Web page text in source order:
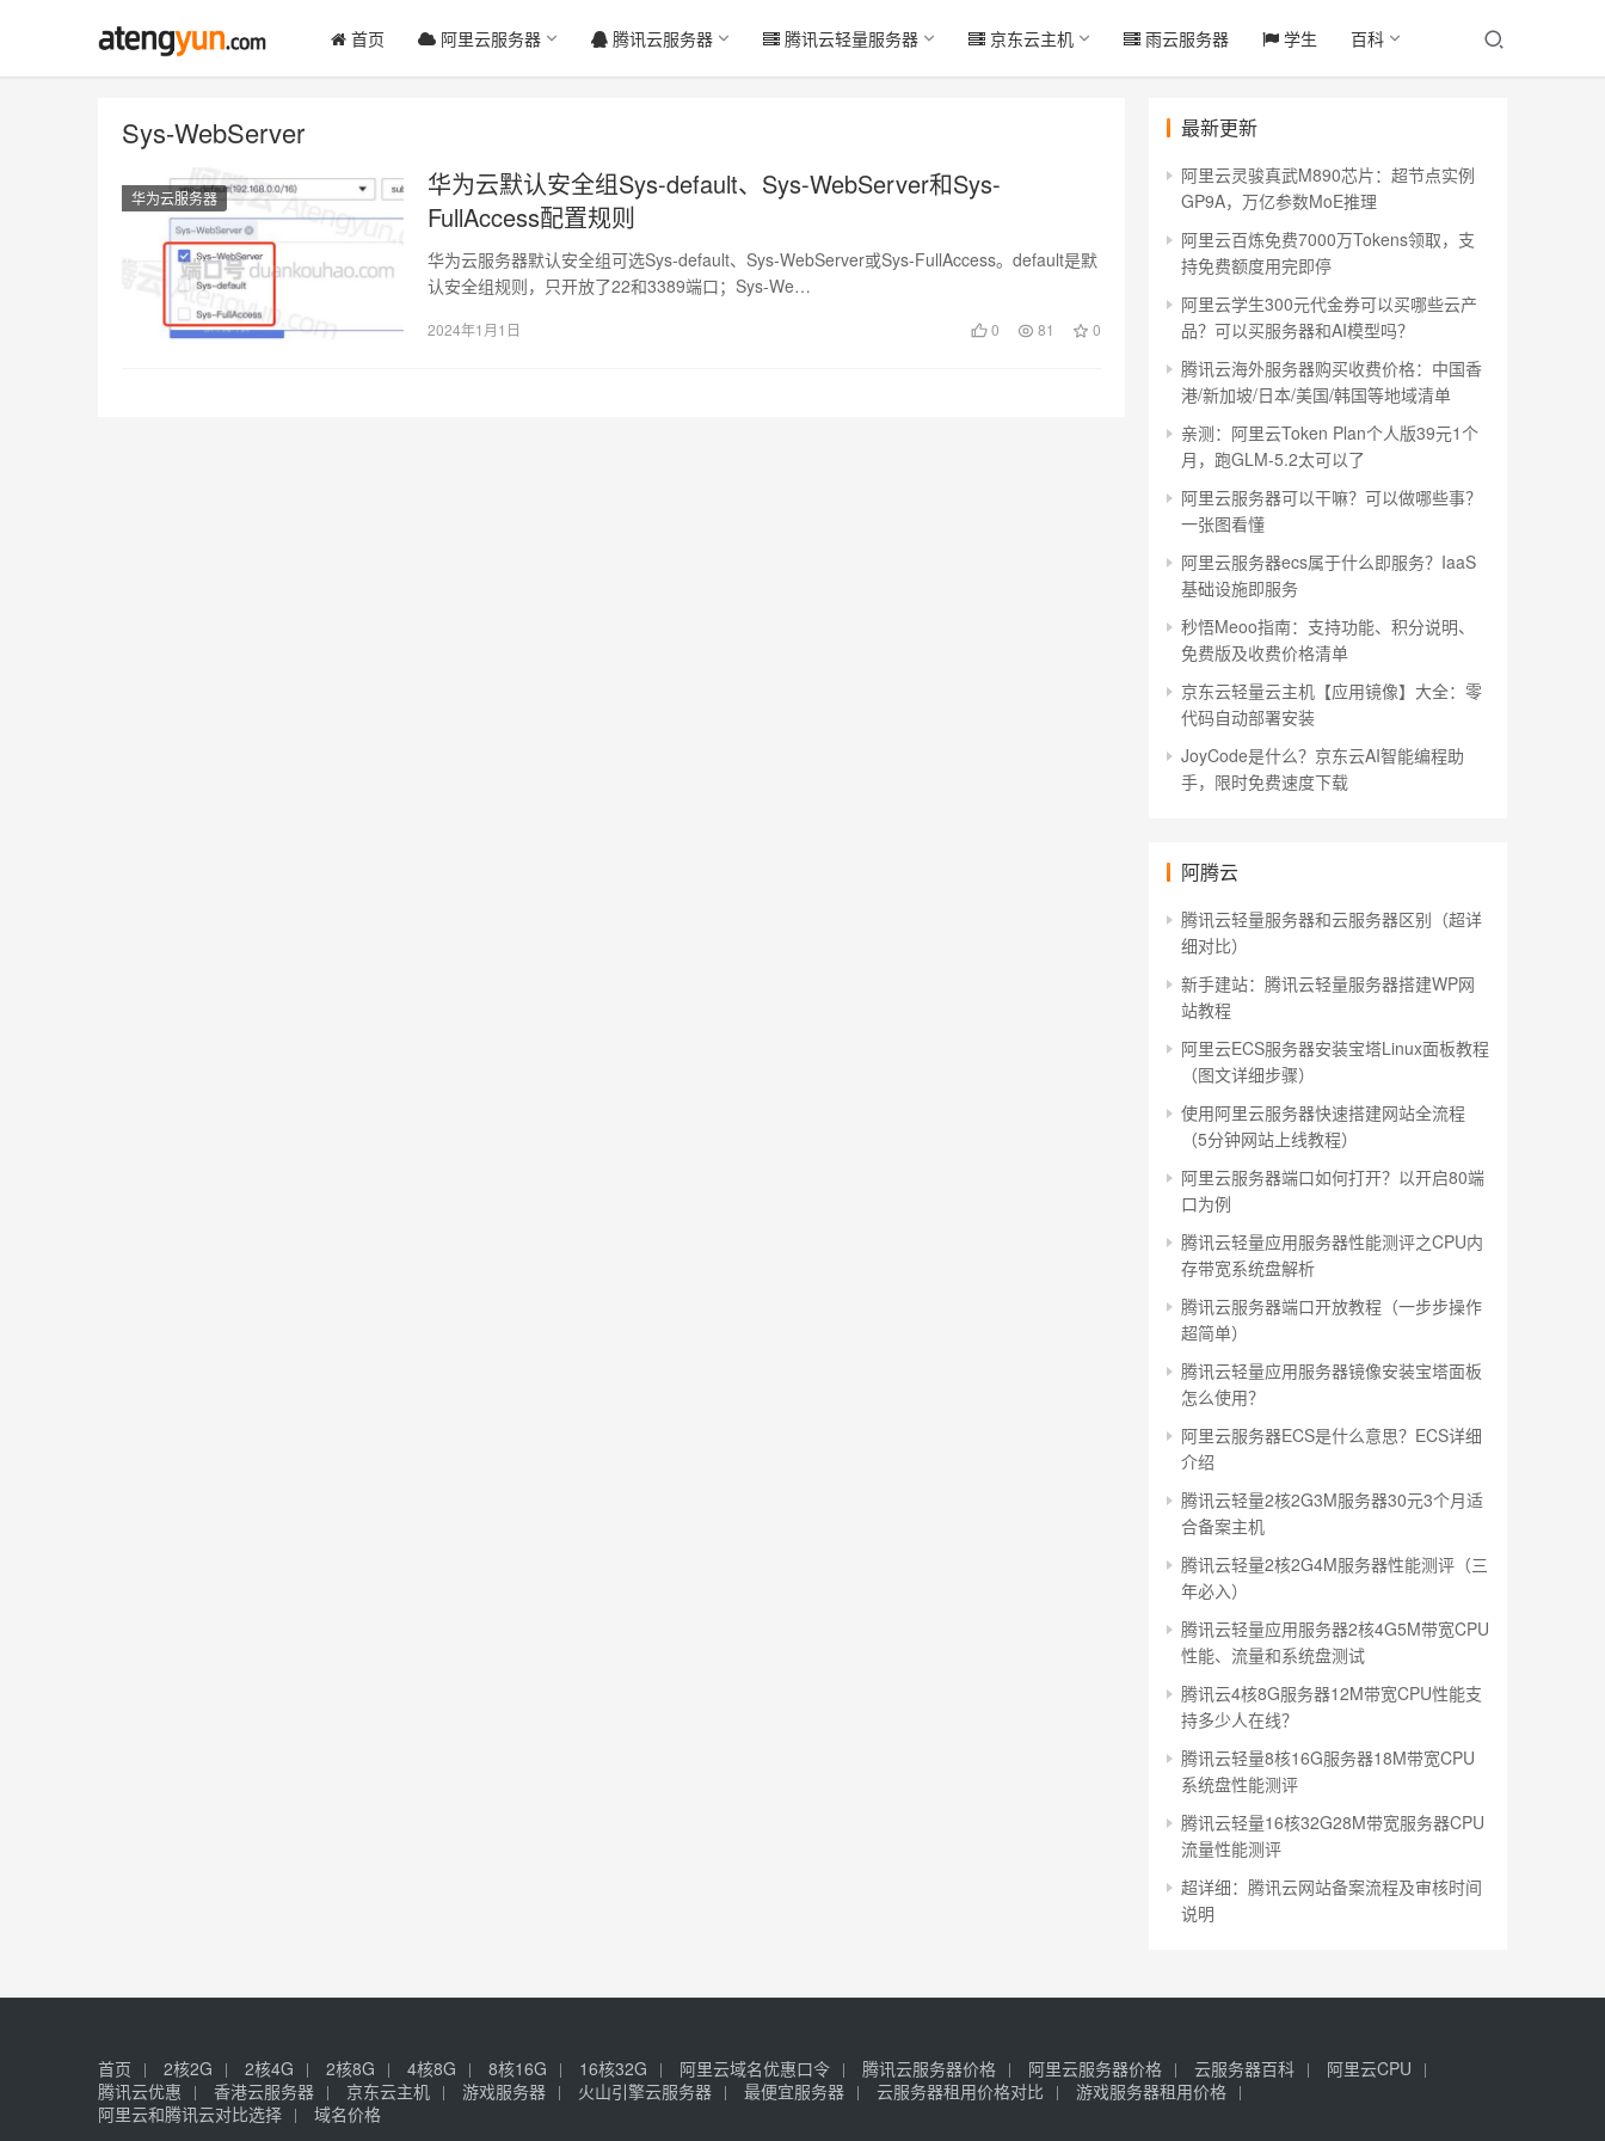
首页 阿里云服务器 腾讯云服务器 腾讯云轻量服务器 京东云主机 雨云服务器 学生 百科
Sys-WebServer
华为云服务器
华为云默认安全组Sys-default、Sys-WebServer和Sys-
FullAccess配置规则
华为云服务器默认安全组可选Sys-default、Sys-WebServer或Sys-FullAccess。default是默
认安全组规则，只开放了22和3389端口；Sys-We…
2024年1月1日 0 81 0
最新更新
阿里云灵骏真武M890芯片：超节点实例
GP9A，万亿参数MoE推理
阿里云百炼免费7000万Tokens领取，支
持免费额度用完即停
阿里云学生300元代金券可以买哪些云产
品？可以买服务器和AI模型吗？
腾讯云海外服务器购买收费价格：中国香
港/新加坡/日本/美国/韩国等地域清单
亲测：阿里云Token Plan个人版39元1个
月，跑GLM-5.2太可以了
阿里云服务器可以干嘛？可以做哪些事？
一张图看懂
阿里云服务器ecs属于什么即服务？IaaS
基础设施即服务
秒悟Meoo指南：支持功能、积分说明、
免费版及收费价格清单
京东云轻量云主机【应用镜像】大全：零
代码自动部署安装
JoyCode是什么？京东云AI智能编程助
手，限时免费速度下载
阿腾云
腾讯云轻量服务器和云服务器区别（超详
细对比）
新手建站：腾讯云轻量服务器搭建WP网
站教程
阿里云ECS服务器安装宝塔Linux面板教程
（图文详细步骤）
使用阿里云服务器快速搭建网站全流程
（5分钟网站上线教程）
阿里云服务器端口如何打开？以开启80端
口为例
腾讯云轻量应用服务器性能测评之CPU内
存带宽系统盘解析
腾讯云服务器端口开放教程（一步步操作
超简单）
腾讯云轻量应用服务器镜像安装宝塔面板
怎么使用？
阿里云服务器ECS是什么意思？ECS详细
介绍
腾讯云轻量2核2G3M服务器30元3个月适
合备案主机
腾讯云轻量2核2G4M服务器性能测评（三
年必入）
腾讯云轻量应用服务器2核4G5M带宽CPU
性能、流量和系统盘测试
腾讯云4核8G服务器12M带宽CPU性能支
持多少人在线？
腾讯云轻量8核16G服务器18M带宽CPU
系统盘性能测评
腾讯云轻量16核32G28M带宽服务器CPU
流量性能测评
超详细：腾讯云网站备案流程及审核时间
说明
首页 2核2G 2核4G 2核8G 4核8G 8核16G 16核32G 阿里云域名优惠口令 腾讯云服务器价格 阿里云服务器价格 云服务器百科
阿里云CPU
腾讯云优惠
香港云服务器 京东云主机 游戏服务器 火山引擎云服务器 最便宜服务器 云服务器租用价格对比
游戏服务器租用价格
阿里云和腾讯云对比选择
域名价格